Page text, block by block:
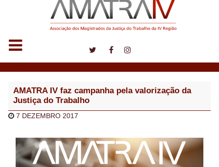
AMATRA IV faz campanha pela valorização da
Justiça do Trabalho
7 DEZEMBRO 2017